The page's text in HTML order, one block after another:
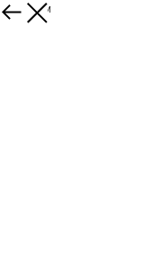
К товарам